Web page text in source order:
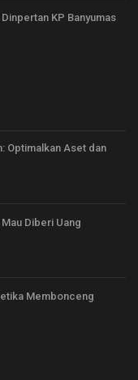
KP Banyumas
Optimalkan Aset dan
Diberi Uang
Membonceng